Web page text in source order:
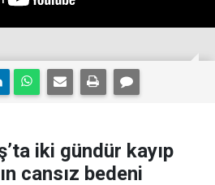
iki gündür kayıp
cansız bedeni